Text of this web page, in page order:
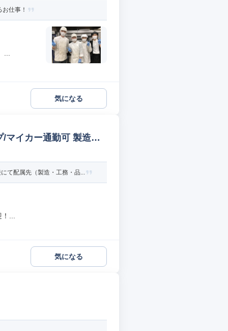
仕事！
気になる
マイカー通勤可 製造オ
て配属先（製造・工務・品...
...
気になる